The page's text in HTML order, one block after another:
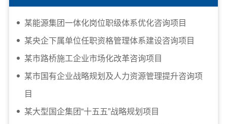
某能源集团一体化岗位职级体系优化咨询项目
某央企下属单位任职资格管理体系建设咨询项目
某市路桥施工企业市场化改革咨询项目
某市国有企业战略规划及人力资源管理提升咨询项
目
某大型国企集团“十五五”战略规划项目